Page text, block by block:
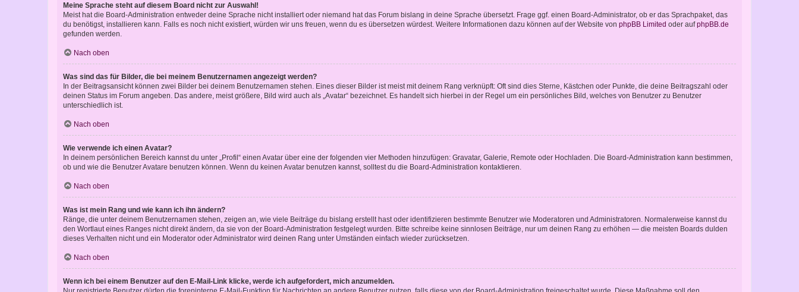
Meine Sprache steht auf diesem Board nicht zur Auswahl!
Meist hat die Board-Administration entweder deine Sprache nicht installiert oder niemand hat das Forum bislang in deine Sprache übersetzt. Frage ggf. einen Board-Administrator, ob er das Sprachpaket, das
du benötigst, installieren kann. Falls es noch nicht existiert, würden wir uns freuen, wenn du es übersetzen würdest. Weitere Informationen dazu können auf der Website von phpBB Limited oder aufphpBB.de
gefunden werden.
Nach oben
Was sind das für Bilder, die bei meinem Benutzernamen angezeigt werden?
In der Beitragsansicht können zwei Bilder bei deinem Benutzernamen stehen. Eines dieser Bilder ist meist mit deinem Rang verknüpft: Oft sind dies Sterne, Kästchen oder Punkte, die deine Beitragszahl oder
deinen Status im Forum angeben. Das andere, meist größere, Bild wird auch als „Avatar“ bezeichnet. Es handelt sich hierbei in der Regel um ein persönliches Bild, welches von Benutzer zu Benutzer
unterschiedlich ist.
Nach oben
Wie verwende ich einen Avatar?
In deinem persönlichen Bereich kannst du unter „Profil“ einen Avatar über eine der folgenden vier Methoden hinzufügen: Gravatar, Galerie, Remote oder Hochladen. Die Board-Administration kann bestimmen,
ob und wie die Benutzer Avatare benutzen können. Wenn du keinen Avatar benutzen kannst, solltest du die Board-Administration kontaktieren.
Nach oben
Was ist mein Rang und wie kann ich ihn ändern?
Ränge, die unter deinem Benutzernamen stehen, zeigen an, wie viele Beiträge du bislang erstellt hast oder identifizieren bestimmte Benutzer wie Moderatoren und Administratoren. Normalerweise kannst du
den Wortlaut eines Ranges nicht direkt ändern, da sie von der Board-Administration festgelegt wurden. Bitte schreibe keine sinnlosen Beiträge, nur um deinen Rang zu erhöhen — die meisten Boards dulden
dieses Verhalten nicht und ein Moderator oder Administrator wird deinen Rang unter Umständen einfach wieder zurücksetzen.
Nach oben
Wenn ich bei einem Benutzer auf den E-Mail-Link klicke, werde ich aufgefordert, mich anzumelden.